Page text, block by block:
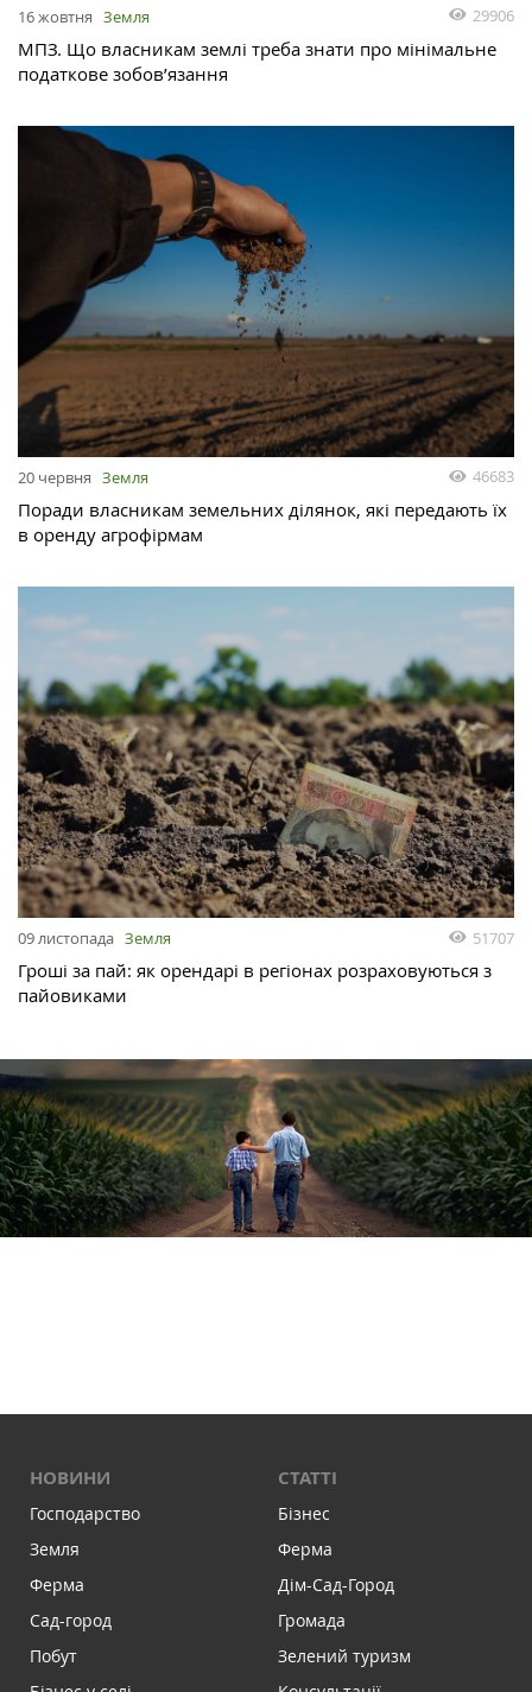
16 жовтня Земля 29906
МПЗ. Що власникам землі треба знати про мінімальне
податкове зобов’язання
20 червня Земля 46683
Поради власникам земельних ділянок, які передають їх
в оренду агрофірмам
09 листопада Земля 51707
Гроші за пай: як орендарі в регіонах розраховуються з
пайовиками
НОВИНИ
Господарство
Земля
Ферма
Сад-город
Побут
СТАТТІ
Бізнес
Ферма
Дім-Сад-Город
Громада
Зелений туризм